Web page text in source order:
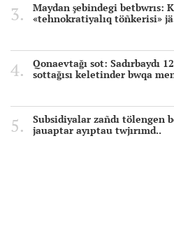
Maydan şebindegi betbwrıs:
«tehnokratiyalıq töñkerisi»
Qonaevtağı sot: Sadırbaydı
sottağısı keletinder bwqa
Subsidiyalar zañdı tölengen
jauaptar ayıptau twjırımd..